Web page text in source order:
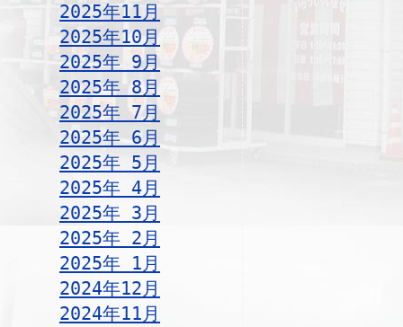
2025年11月
2025年10月
2025年 9月
2025年 8月
2025年 7月
2025年 6月
2025年 5月
2025年 4月
2025年 3月
2025年 2月
2025年 1月
2024年12月
2024年11月